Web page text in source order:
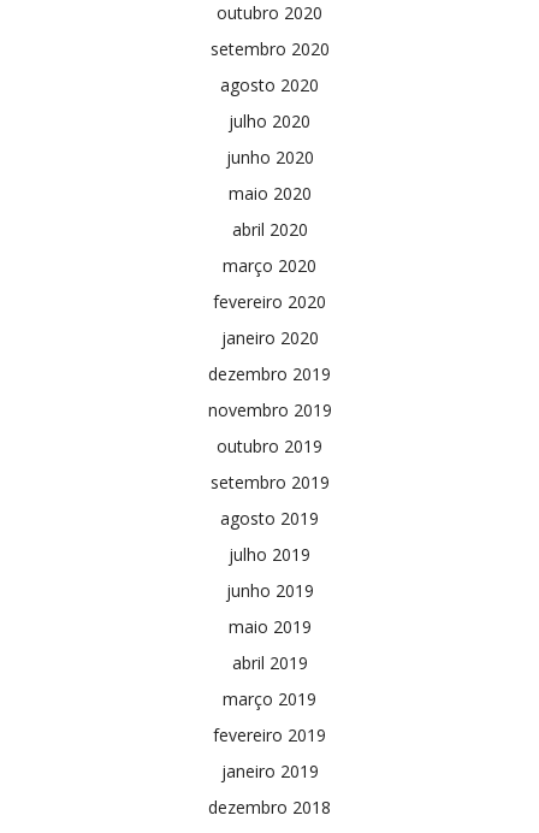
outubro 2020
setembro 2020
agosto 2020
julho 2020
junho 2020
maio 2020
abril 2020
março 2020
fevereiro 2020
janeiro 2020
dezembro 2019
novembro 2019
outubro 2019
setembro 2019
agosto 2019
julho 2019
junho 2019
maio 2019
abril 2019
março 2019
fevereiro 2019
janeiro 2019
dezembro 2018